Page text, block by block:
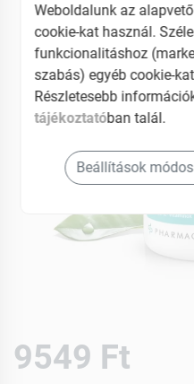
9549 Ft
Weboldalunk az
cookie-kat használ.
funkcionalitáshoz
szabás) egyéb cookie-
Részletesebb
tájékoztatóban talál.
Beállítások